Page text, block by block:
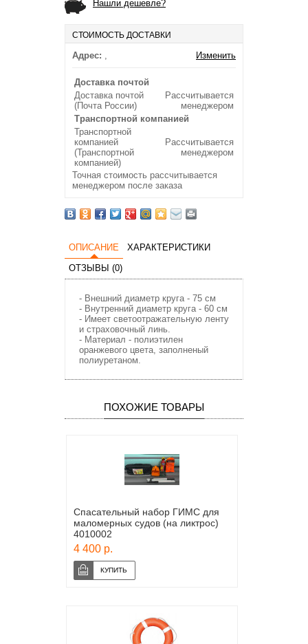
Нашли дешевле?
СТОИМОСТЬ ДОСТАВКИ
Адрес: , Изменить
Доставка почтой
Доставка почтой
(Почта России)
Рассчитывается
менеджером
Транспортной компанией
Транспортной
компанией
(Транспортной
компанией)
Рассчитывается
менеджером
Точная стоимость рассчитывается
менеджером после заказа
ОПИСАНИЕ
ХАРАКТЕРИСТИКИ
ОТЗЫВЫ (0)
- Внешний диаметр круга - 75 см
- Внутренний диаметр круга - 60 см
- Имеет светоотражательную ленту
и страховочный линь.
- Материал - полиэтилен
оранжевого цвета, заполненый
полиуретаном.
ПОХОЖИЕ ТОВАРЫ
Спасательный набор ГИМС для
маломерных судов (на ликтрос)
4010002
4 400 р.